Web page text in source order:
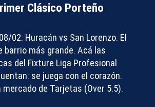
Clásico Porteño
02: Huracán vs San Lorenzo. El
barrio más grande. Acá las
del Fixture Liga Profesional
se juega con el corazón.
mercado de Tarjetas (Over 5.5).